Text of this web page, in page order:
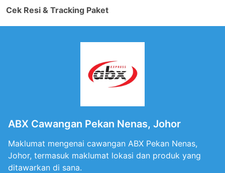
Cek Resi & Tracking Paket
ABX Cawangan Pekan Nenas, Johor
Maklumat mengenai cawangan ABX Pekan Nenas,
Johor, termasuk maklumat lokasi dan produk yang
ditawarkan di sana.